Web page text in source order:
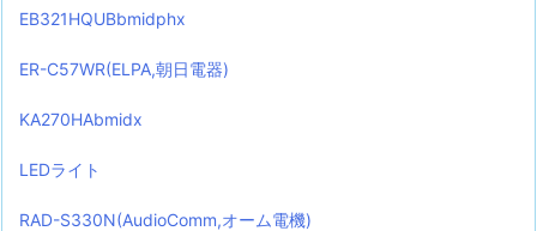
EB321HQUBbmidphx
ER-C57WR(ELPA,朝日電器)
KA270HAbmidx
LEDライト
RAD-S330N(AudioComm,オーム電機)